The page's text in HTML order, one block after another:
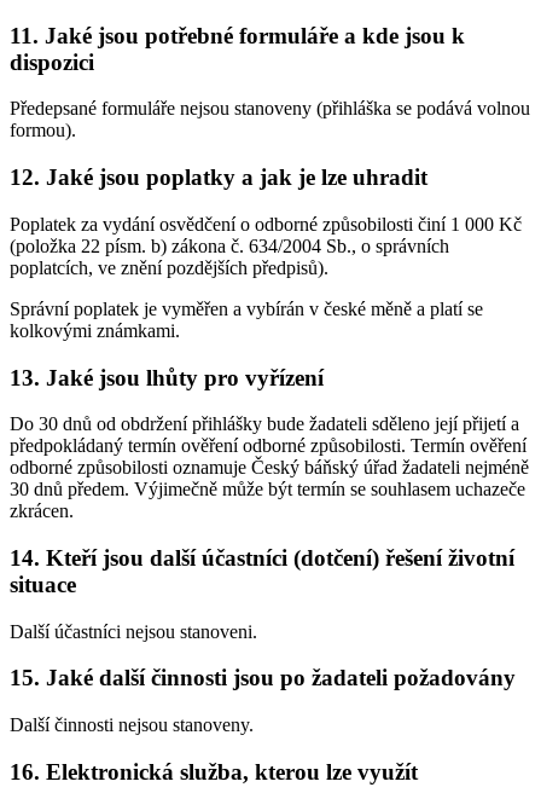
11. Jaké jsou potřebné formuláře a kde jsou k
dispozici
Předepsané formuláře nejsou stanoveny (přihláška se podává volnou
formou).
12. Jaké jsou poplatky a jak je lze uhradit
Poplatek za vydání osvědčení o odborné způsobilosti činí 1 000 Kč
(položka 22 písm. b) zákona č. 634/2004 Sb., o správních
poplatcích, ve znění pozdějších předpisů).
Správní poplatek je vyměřen a vybírán v české měně a platí se
kolkovými známkami.
13. Jaké jsou lhůty pro vyřízení
Do 30 dnů od obdržení přihlášky bude žadateli sděleno její přijetí a
předpokládaný termín ověření odborné způsobilosti. Termín ověření
odborné způsobilosti oznamuje Český báňský úřad žadateli nejméně
30 dnů předem. Výjimečně může být termín se souhlasem uchazeče
zkrácen.
14. Kteří jsou další účastníci (dotčení) řešení životní
situace
Další účastníci nejsou stanoveni.
15. Jaké další činnosti jsou po žadateli požadovány
Další činnosti nejsou stanoveny.
16. Elektronická služba, kterou lze využít